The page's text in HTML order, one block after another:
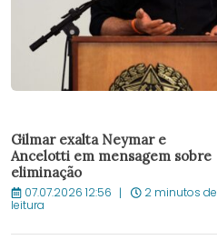
Gilmar exalta Neymar e
Ancelotti em mensagem sobre
eliminação
07.07.2026 12:56 2 minutos de
leitura